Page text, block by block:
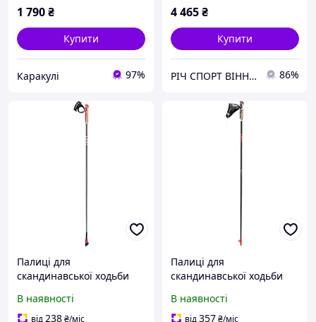
1 790₴
Купити
Каракулі 97%
4 465₴
Купити
РІЧ СПОРТ ВІННИЦЯ 86%
Палиці для
скандинавської ходьби
middlegrey/white-neonred
- 110 cm
В наявності
від238₴/міс
Палиці для
скандинавської ходьби
view carbon/white-red
В наявності
від357₴/міс